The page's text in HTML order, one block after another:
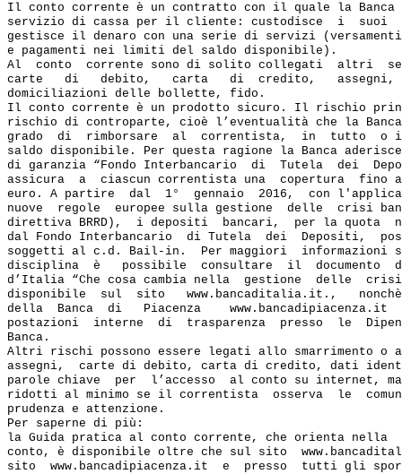
Il conto corrente è un contratto con il quale la
servizio di cassa per il cliente: custodisce  i  suoi
gestisce il denaro con una serie di servizi
e pagamenti nei limiti del saldo disponibile).
Al  conto  corrente sono di solito collegati  altri
carte   di   debito,   carta   di  credito,
domiciliazioni delle bollette, fido.
Il conto corrente è un prodotto sicuro. Il rischio
rischio di controparte, cioè l’eventualità che la
grado  di  rimborsare  al  correntista,  in  tutto  o
saldo disponibile. Per questa ragione la Banca
di garanzia “Fondo Interbancario  di  Tutela  dei
assicura  a  ciascun correntista una  copertura  fino
euro. A partire  dal  1°  gennaio  2016,  con
nuove  regole  europee sulla gestione  delle  crisi
direttiva BRRD),  i depositi  bancari,  per la quota
dal Fondo Interbancario  di Tutela  dei  Depositi,
soggetti al c.d. Bail-in.  Per maggiori  informazioni
disciplina  è   possibile  consultare  il  documento
d’Italia “Che cosa cambia nella  gestione  delle
disponibile  sul  sito   www.bancaditalia.it.,
della  Banca  di   Piacenza
postazioni  interne  di  trasparenza  presso  le
Banca.
Altri rischi possono essere legati allo smarrimento
assegni,  carte di debito, carta di credito, dati
parole chiave  per  l’accesso  al conto su internet,
ridotti al minimo se il correntista  osserva  le
prudenza e attenzione.
Per saperne di più:
la Guida pratica al conto corrente, che orienta
conto, è disponibile oltre che sul sito
sito  www.bancadipiacenza.it  e  presso  tutti gli